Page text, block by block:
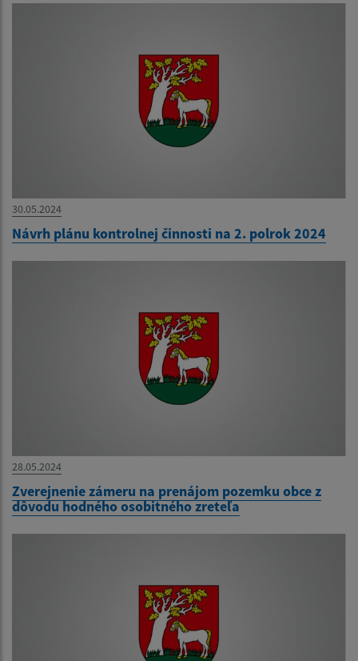
30.05.2024
Návrh plánu kontrolnej činnosti na 2. polrok 2024
28.05.2024
Zverejnenie zámeru na prenájom pozemku obce z
dôvodu hodného osobitného zreteľa